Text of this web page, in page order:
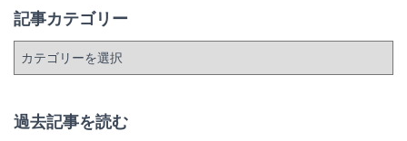
記事カテゴリー
ゴ
過去記事を読む